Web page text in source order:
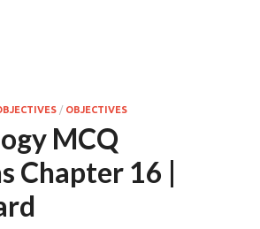
/ OBJECTIVES
MCQ
Chapter 16 |